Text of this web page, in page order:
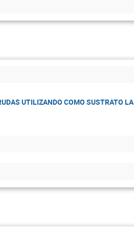
UTILIZANDO COMO SUSTRATO LA